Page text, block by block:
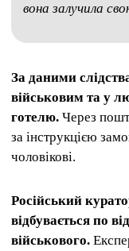
вона залучила
За даними
військовим та у
готелю. Через
за інструкцією
чоловікові.
Російський
відбувається по
військового.